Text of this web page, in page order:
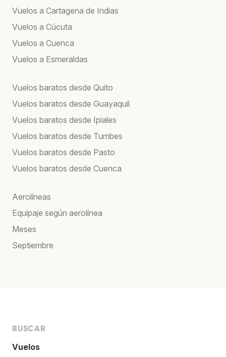
Vuelos a Cartagena de Indias
Vuelos a Cúcuta
Vuelos a Cuenca
Vuelos a Esmeraldas
Vuelos baratos desde Quito
Vuelos baratos desde Guayaquil
Vuelos baratos desde Ipiales
Vuelos baratos desde Tumbes
Vuelos baratos desde Pasto
Vuelos baratos desde Cuenca
Aerolíneas
Equipaje según aerolínea
Meses
Septiembre
BUSCAR
Vuelos